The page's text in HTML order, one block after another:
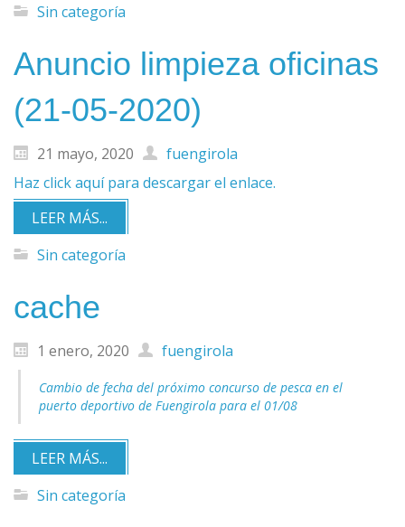
Sin categoría
Anuncio limpieza oficinas
(21-05-2020)
21 mayo, 2020
fuengirola
Haz click aquí para descargar el enlace.
LEER MÁS...
Sin categoría
cache
1 enero, 2020 fuengirola
Cambio de fecha del próximo concurso de pesca en el
puerto deportivo de Fuengirola para el 01/08
LEER MÁS...
Sin categoría